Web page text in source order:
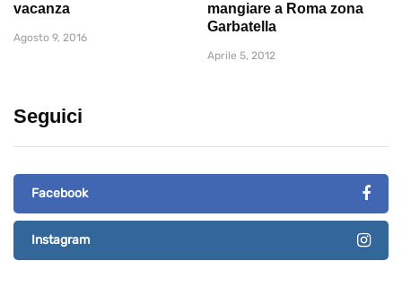
vacanza
Agosto 9, 2016
mangiare a Roma zona
Garbatella
Aprile 5, 2012
Seguici
Facebook
Instagram